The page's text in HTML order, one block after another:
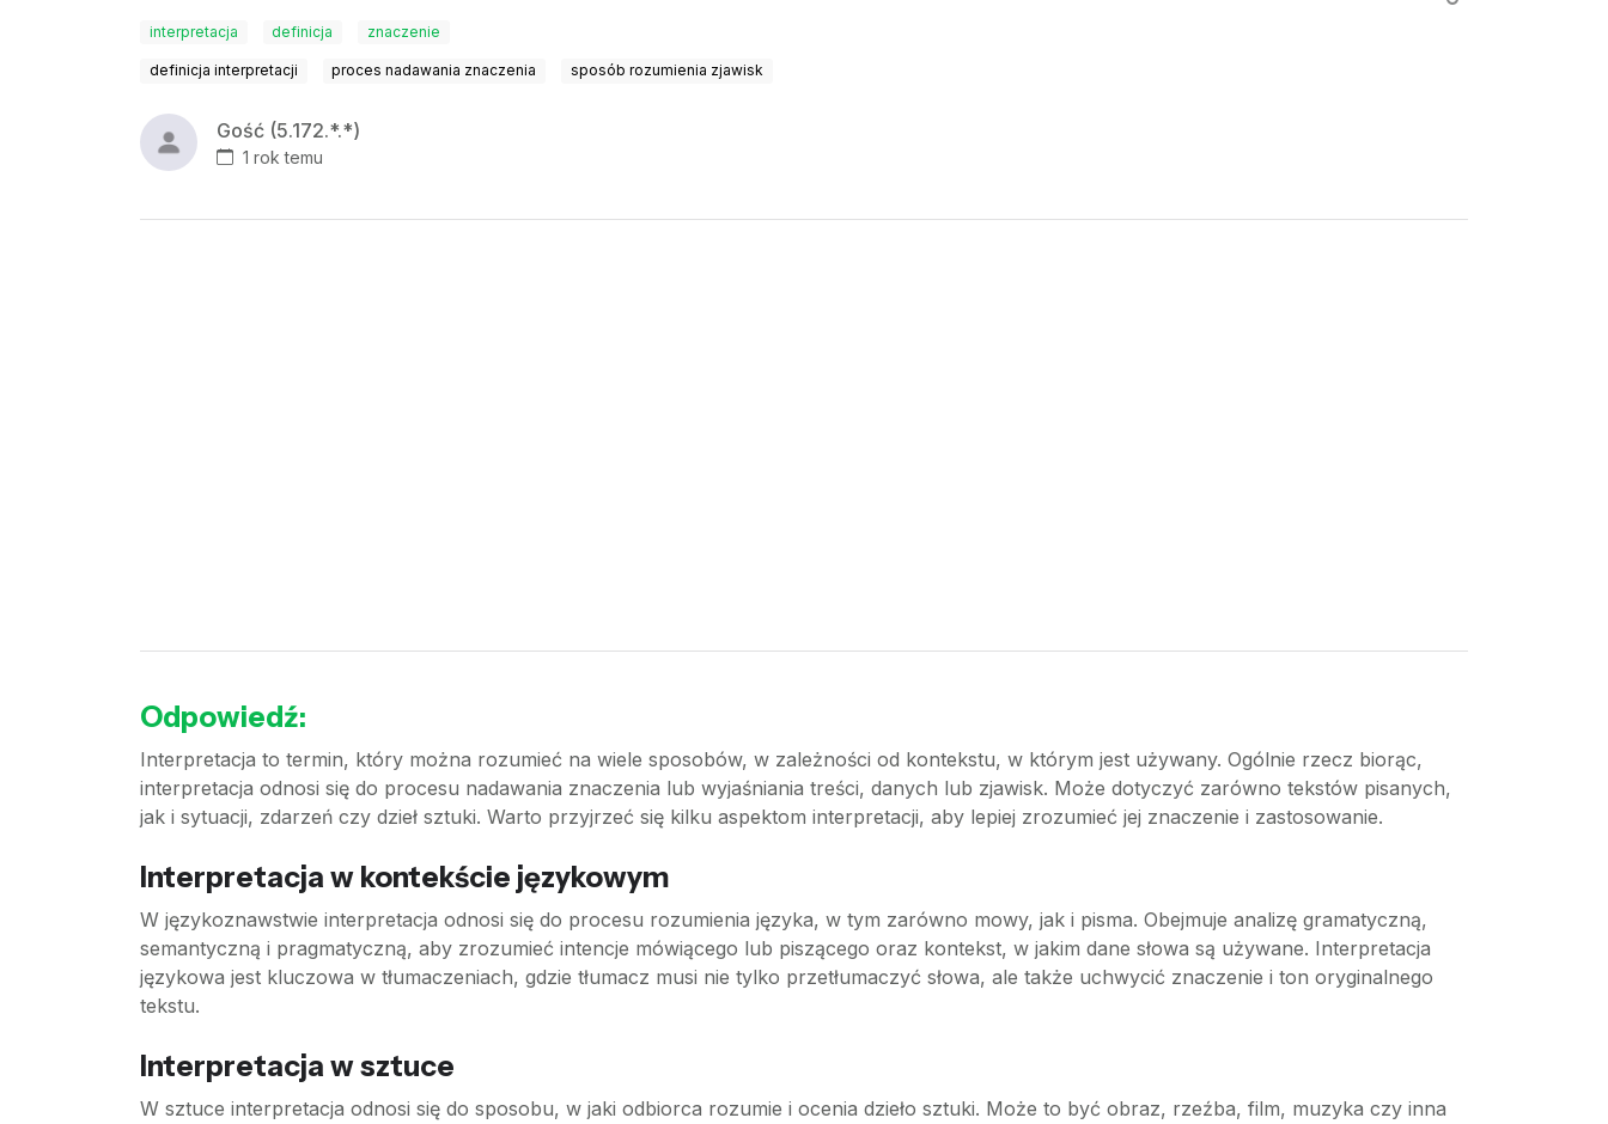
interpretacja definicja znaczenie
definicja interpretacji proces nadawania znaczenia sposób rozumienia zjawisk
Gość (5.172.*.*)
1 rok temu
Odpowiedź:
Interpretacja to termin, który można rozumieć na wiele sposobów, w zależności od kontekstu, w którym jest używany. Ogólnie rzecz biorąc,
interpretacja odnosi się do procesu nadawania znaczenia lub wyjaśniania treści, danych lub zjawisk. Może dotyczyć zarówno tekstów pisanych,
jak i sytuacji, zdarzeń czy dzieł sztuki. Warto przyjrzeć się kilku aspektom interpretacji, aby lepiej zrozumieć jej znaczenie i zastosowanie.
Interpretacja w kontekście językowym
W językoznawstwie interpretacja odnosi się do procesu rozumienia języka, w tym zarówno mowy, jak i pisma. Obejmuje analizę gramatyczną,
semantyczną i pragmatyczną, aby zrozumieć intencje mówiącego lub piszącego oraz kontekst, w jakim dane słowa są używane. Interpretacja
językowa jest kluczowa w tłumaczeniach, gdzie tłumacz musi nie tylko przetłumaczyć słowa, ale także uchwycić znaczenie i ton oryginalnego
tekstu.
Interpretacja w sztuce
W sztuce interpretacja odnosi się do sposobu, w jaki odbiorca rozumie i ocenia dzieło sztuki. Może to być obraz, rzeźba, film, muzyka czy inna